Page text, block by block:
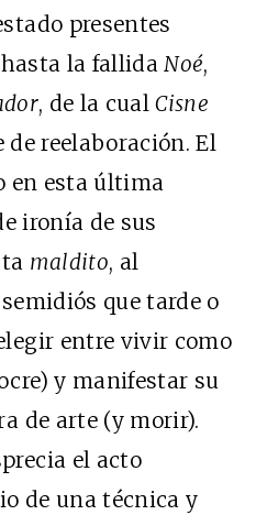
presentes
hasta la fallidaNoé,
, de la cualCisne
de reelaboración. El
en esta última
ironía de sus
maldito, al
que tarde o
entre vivir como
y manifestar su
de arte (y morir).
el acto
de una técnica y